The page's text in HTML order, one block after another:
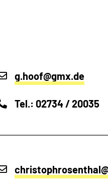
g.hoof@gmx.de
Tel.: 02734 / 20035